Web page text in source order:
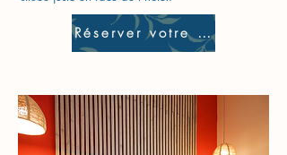
Réserver votre séjour